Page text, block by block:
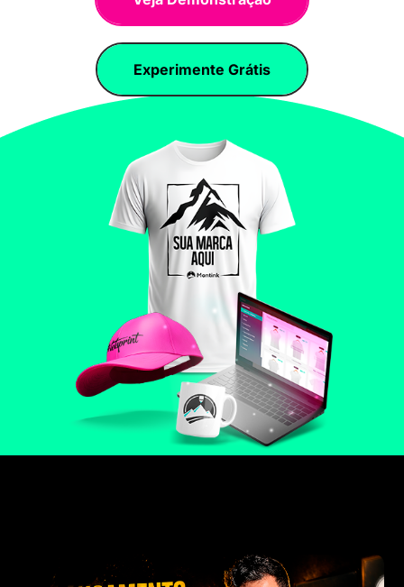
Experimente Grátis